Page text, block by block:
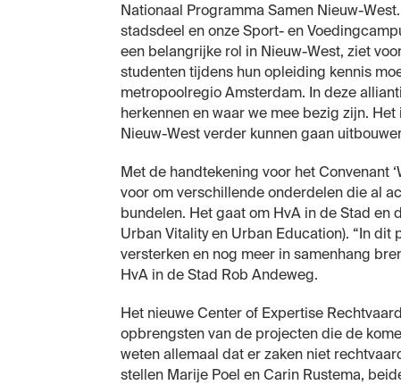
Nationaal Programma Samen Nieuw-
stadsdeel en onze Sport- en
een belangrijke rol in Nieuw-West, ziet
studenten tijdens hun opleiding kennis
metropoolregio Amsterdam. In deze
herkennen en waar we mee bezig zijn.
Nieuw-West verder kunnen gaan
Met de handtekening voor het Convenant
voor om verschillende onderdelen die al
bundelen. Het gaat om HvA in de Stad en
Urban Vitality en Urban Education). “In
versterken en nog meer in samenhang
HvA in de Stad Rob Andeweg.
Het nieuwe Center of Expertise
opbrengsten van de projecten die de
weten allemaal dat er zaken niet
stellen Marije Poel en Carin Rustema,